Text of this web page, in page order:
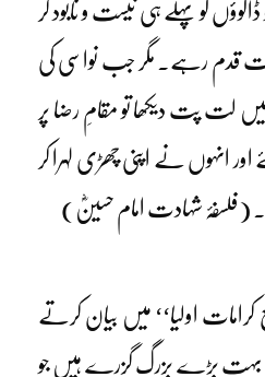
کو پہلے ہی نیست و نابود کر
قدم رہے۔ مگر جب نواسی کی
لت پت دیکھا تو مقامِ رضا پر
انہوں نے اپنی چھڑی لہرا کر
(فلسفۂ شہادت امام حسینؓ)
کرامات اولیا‘‘ میں بیان کرتے
بہت بڑے بزرگ گزرے ہیں جو